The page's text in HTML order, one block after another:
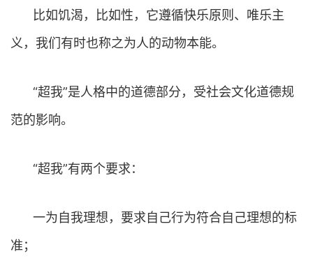
比如饥渴，比如性，它遵循快乐原则、唯乐主
义，我们有时也称之为人的动物本能。
“超我”是人格中的道德部分，受社会文化道德规
范的影响。
“超我”有两个要求：
一为自我理想，要求自己行为符合自己理想的标
准；